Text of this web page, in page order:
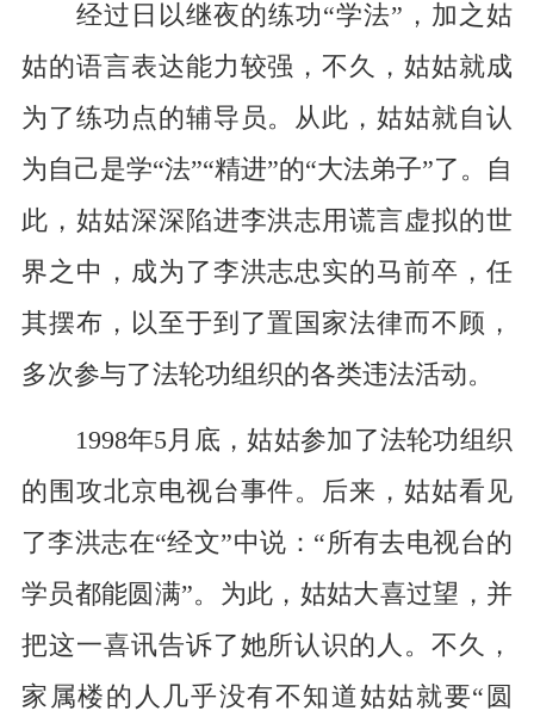
经过日以继夜的练功“学法”，加之姑
姑的语言表达能力较强，不久，姑姑就成
为了练功点的辅导员。从此，姑姑就自认
为自己是学“法”“精进”的“大法弟子”了。自
此，姑姑深深陷进李洪志用谎言虚拟的世
界之中，成为了李洪志忠实的马前卒，任
其摆布，以至于到了置国家法律而不顾，
多次参与了法轮功组织的各类违法活动。
1998年5月底，姑姑参加了法轮功组织
的围攻北京电视台事件。后来，姑姑看见
了李洪志在“经文”中说：“所有去电视台的
学员都能圆满”。为此，姑姑大喜过望，并
把这一喜讯告诉了她所认识的人。不久，
家属楼的人几乎没有不知道姑姑就要“圆